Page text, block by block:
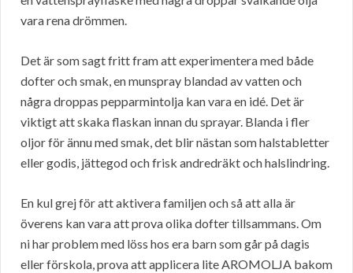
vara rena drömmen.
Det är som sagt fritt fram att experimentera med både
dofter och smak, en munspray blandad av vatten och
några droppas pepparmintolja kan vara en idé. Det är
viktigt att skaka flaskan innan du sprayar. Blanda i fler
oljor för ännu med smak, det blir nästan som halstabletter
eller godis, jättegod och frisk andredräkt och halslindring.
En kul grej för att aktivera familjen och så att alla är
överens kan vara att prova olika dofter tillsammans. Om
ni har problem med löss hos era barn som går på dagis
eller förskola, prova att applicera lite AROMOLJA bakom